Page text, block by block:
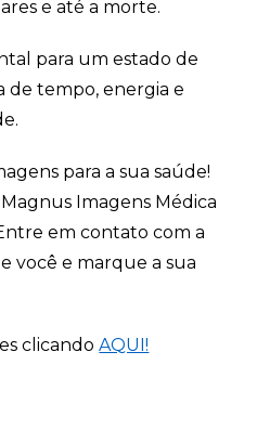
e até a morte.
para um estado de
de tempo, energia e
para a sua saúde!
Imagens Médica
em contato com a
você e marque a sua
clicandoAQUI!